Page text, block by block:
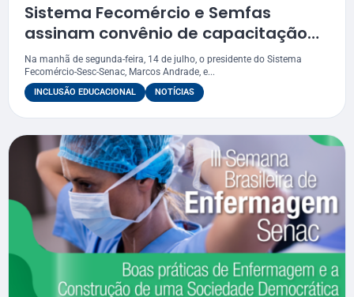
Sistema Fecomércio e Semfas
assinam convênio de capacitação
profissional
Na manhã de segunda-feira, 14 de julho, o presidente do Sistema
Fecomércio-Sesc-Senac, Marcos Andrade, e...
INCLUSÃO EDUCACIONAL NOTÍCIAS